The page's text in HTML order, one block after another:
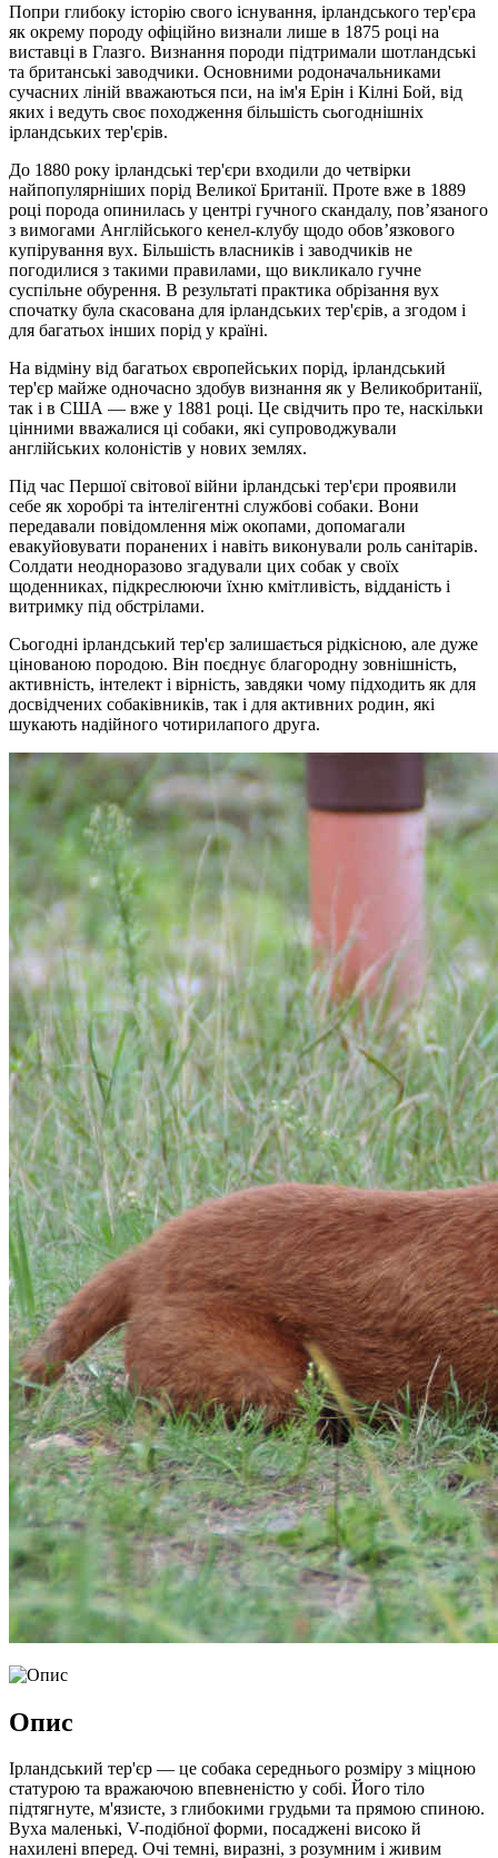
Попри глибоку історію свого існування, ірландського тер'єра
як окрему породу офіційно визнали лише в 1875 році на
виставці в Глазго. Визнання породи підтримали шотландські
та британські заводчики. Основними родоначальниками
сучасних ліній вважаються пси, на ім'я Ерін і Кілні Бой, від
яких і ведуть своє походження більшість сьогоднішніх
ірландських тер'єрів.
До 1880 року ірландські тер'єри входили до четвірки
найпопулярніших порід Великої Британії. Проте вже в 1889
році порода опинилась у центрі гучного скандалу, пов’язаного
з вимогами Англійського кенел-клубу щодо обов’язкового
купірування вух. Більшість власників і заводчиків не
погодилися з такими правилами, що викликало гучне
суспільне обурення. В результаті практика обрізання вух
спочатку була скасована для ірландських тер'єрів, а згодом і
для багатьох інших порід у країні.
На відміну від багатьох європейських порід, ірландський
тер'єр майже одночасно здобув визнання як у Великобританії,
так і в США — вже у 1881 році. Це свідчить про те, наскільки
цінними вважалися ці собаки, які супроводжували
англійських колоністів у нових землях.
Під час Першої світової війни ірландські тер'єри проявили
себе як хоробрі та інтелігентні службові собаки. Вони
передавали повідомлення між окопами, допомагали
евакуйовувати поранених і навіть виконували роль санітарів.
Солдати неодноразово згадували цих собак у своїх
щоденниках, підкреслюючи їхню кмітливість, відданість і
витримку під обстрілами.
Сьогодні ірландський тер'єр залишається рідкісною, але дуже
цінованою породою. Він поєднує благородну зовнішність,
активність, інтелект і вірність, завдяки чому підходить як для
досвідчених собаківників, так і для активних родин, які
шукають надійного чотирилапого друга.
Опис
Ірландський тер'єр — це собака середнього розміру з міцною
статурою та вражаючою впевненістю у собі. Його тіло
підтягнуте, м'язисте, з глибокими грудьми та прямою спиною.
Вуха маленькі, V-подібної форми, посаджені високо й
нахилені вперед. Очі темні, виразні, з розумним і живим